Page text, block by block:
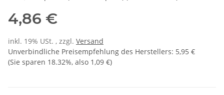
4,86 €
inkl. 19% USt. , zzgl. Versand
Unverbindliche Preisempfehlung des Herstellers: 5,95 €
(Sie sparen 18.32%, also 1,09 €)